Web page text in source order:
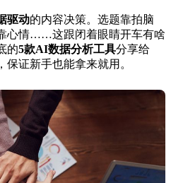
驱动的内容决策。选题靠拍脑
心情……这跟闭着眼睛开车有啥
的5款AI数据分析工具分享给
证新手也能拿来就用。